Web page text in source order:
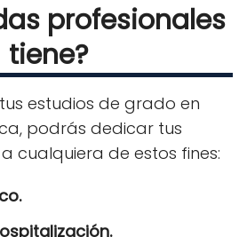
profesionales
tiene?
estudios de grado en
podrás dedicar tus
cualquiera de estos fines: